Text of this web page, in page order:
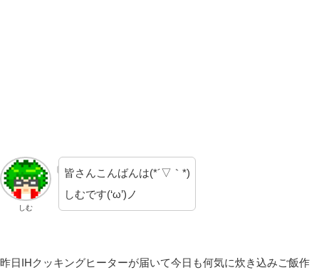
しむ
皆さんこんばんは(*´▽｀*)
しむです(‘ω’)ノ
昨日IHクッキングヒーターが届いて今日も何気に炊き込みご飯作